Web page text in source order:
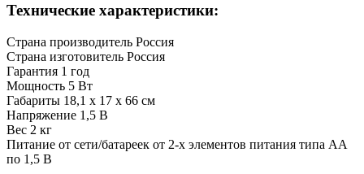
Технические характеристики:
Страна производитель Россия
Страна изготовитель Россия
Гарантия 1 год
Мощность 5 Вт
Габариты 18,1 х 17 х 66 см
Напряжение 1,5 В
Вес 2 кг
Питание от сети/батареек от 2-х элементов питания типа АА
по 1,5 В